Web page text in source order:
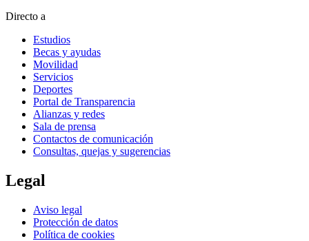
Directo a
Estudios
Becas y ayudas
Movilidad
Servicios
Deportes
Portal de Transparencia
Alianzas y redes
Sala de prensa
Contactos de comunicación
Consultas, quejas y sugerencias
Legal
Aviso legal
Protección de datos
Política de cookies